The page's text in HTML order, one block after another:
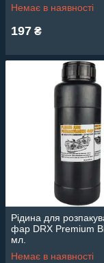
Немає в наявності
197 ₴
Рідина для
фар DRX Premium
мл.
Немає в наявності